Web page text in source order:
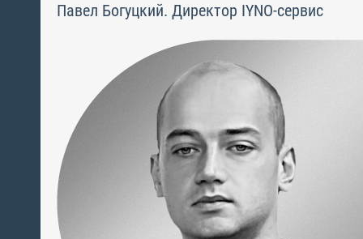
Павел Богуцкий. Директор IYNO-сервис